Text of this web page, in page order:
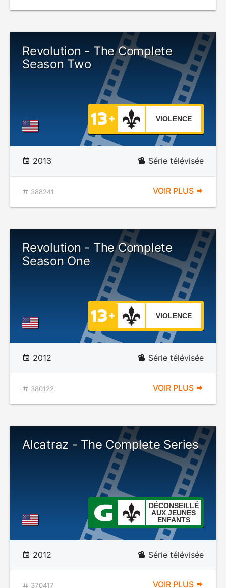
Revolution - The Complete
Season Two
VIOLENCE
2013 Série télévisée
388241 VOIR PLUS
Revolution - The Complete
Season One
VIOLENCE
2012 Série télévisée
380122 VOIR PLUS
Alcatraz - The Complete Series
DÉCONSEILLÉ
AUX JEUNES
ENFANTS
2012 Série télévisée
370417 VOIR PLUS